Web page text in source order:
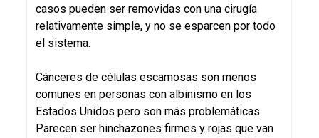
casos pueden ser removidas con una cirugía
relativamente simple, y no se esparcen por todo
el sistema.
Cánceres de células escamosas son menos
comunes en personas con albinismo en los
Estados Unidos pero son más problemáticas.
Parecen ser hinchazones firmes y rojas que van